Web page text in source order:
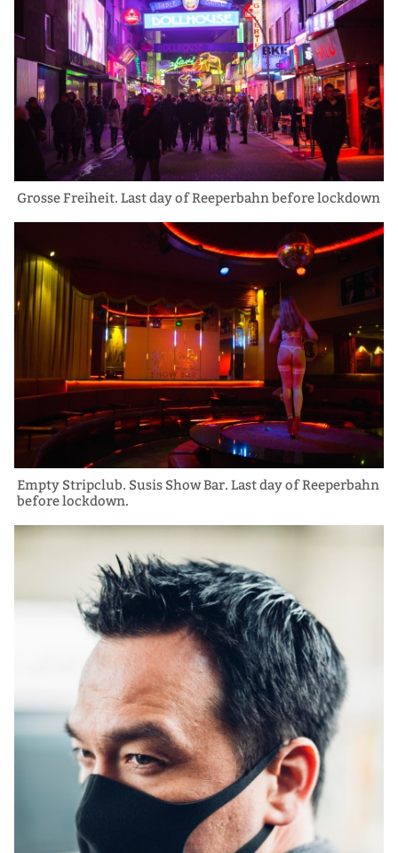
Grosse Freiheit. Last day of Reeperbahn before lockdown
Empty Stripclub. Susis Show Bar. Last day of Reeperbahn
before lockdown.